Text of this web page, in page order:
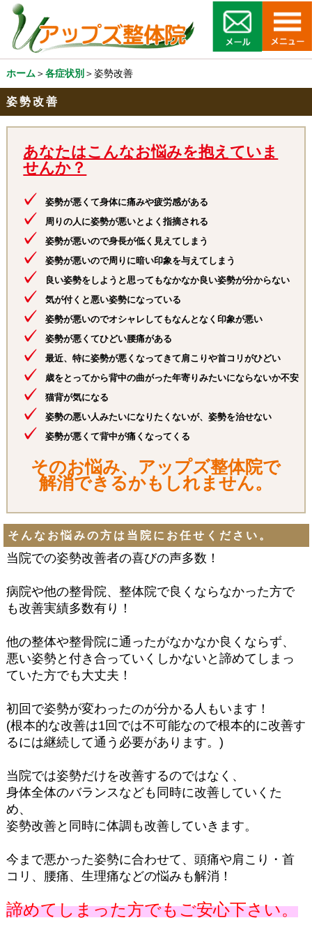
ホーム ＞各症状別 ＞姿勢改善
姿勢改善
あなたはこんなお悩みを抱えていま
せんか？
姿勢が悪くて身体に痛みや疲労感がある
周りの人に姿勢が悪いとよく指摘される
姿勢が悪いので身長が低く見えてしまう
姿勢が悪いので周りに暗い印象を与えてしまう
良い姿勢をしようと思ってもなかなか良い姿勢が分からない
気が付くと悪い姿勢になっている
姿勢が悪いのでオシャレしてもなんとなく印象が悪い
姿勢が悪くてひどい腰痛がある
最近、特に姿勢が悪くなってきて肩こりや首コリがひどい
歳をとってから背中の曲がった年寄りみたいにならないか不安
猫背が気になる
姿勢の悪い人みたいになりたくないが、姿勢を治せない
姿勢が悪くて背中が痛くなってくる
そのお悩み、アップズ整体院で
解消できるかもしれません。
そんなお悩みの方は当院にお任せください。
当院での姿勢改善者の喜びの声多数！
病院や他の整骨院、整体院で良くならなかった方で
も改善実績多数有り！
他の整体や整骨院に通ったがなかなか良くならず、
悪い姿勢と付き合っていくしかないと諦めてしまっ
ていた方でも大丈夫！
初回で姿勢が変わったのが分かる人もいます！
(根本的な改善は1回では不可能なので根本的に改善す
るには継続して通う必要があります。)
当院では姿勢だけを改善するのではなく、
身体全体のバランスなども同時に改善していくた
め、
姿勢改善と同時に体調も改善していきます。
今まで悪かった姿勢に合わせて、頭痛や肩こり・首
コリ、腰痛、生理痛などの悩みも解消！
諦めてしまった方でもご安心下さい。